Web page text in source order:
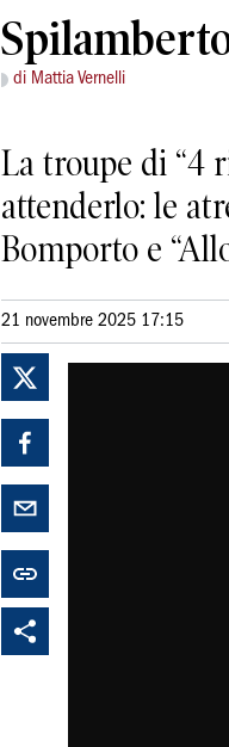
di Mattia Vernelli
La troupe di “4
attenderlo: le
Bomporto e
21 novembre 2025 17:15